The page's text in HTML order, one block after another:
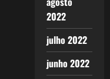
2022
julho 2022
junho 2022